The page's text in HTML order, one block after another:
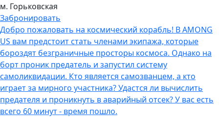
м. Горьковская
Забронировать
Добро пожаловать на космический корабль! В AMONG
US вам предстоит стать членами экипажа, которые
бороздят безграничные просторы космоса. Однако на
борт проник предатель и запустил систему
самоликвидации. Кто является самозванцем, а кто
играет за мирного участника? Удастся ли вычислить
предателя и проникнуть в аварийный отсек? У вас есть
всего 60 минут - время пошло.